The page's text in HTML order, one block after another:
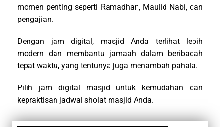
momen penting seperti Ramadhan, Maulid Nabi, dan
pengajian.
Dengan jam digital, masjid Anda terlihat lebih
modern dan membantu jamaah dalam beribadah
tepat waktu, yang tentunya juga menambah pahala.
Pilih jam digital masjid untuk kemudahan dan
kepraktisan jadwal sholat masjid Anda.